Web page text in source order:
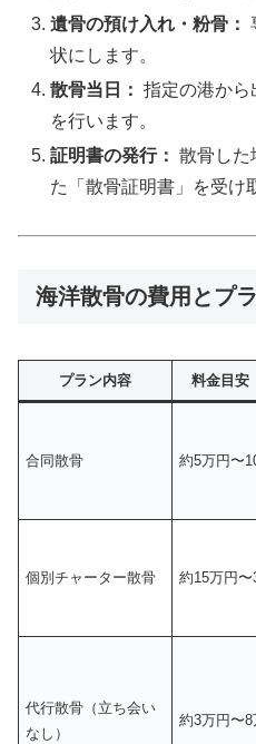
遺骨の預け入れ・粉骨：
状にします。
散骨当日： 指定の港から
を行います。
証明書の発行： 散骨した
た「散骨証明書」を受け
海洋散骨の費用とプ
プラン内容 料金目安
合同散骨 約5万円〜
個別チャーター散骨 約15万円〜
代行散骨（立ち会い
なし）
約3万円〜8